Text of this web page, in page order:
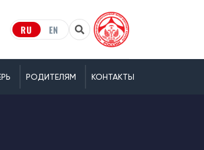
RU EN
РОДИТЕЛЯМ КОНТАКТЫ